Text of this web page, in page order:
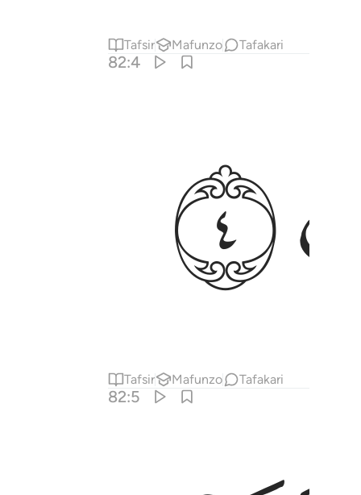
Tafsir Mafunzo Tafakari
82:4
ﱐ
Tafsir Mafunzo Tafakari
82:5